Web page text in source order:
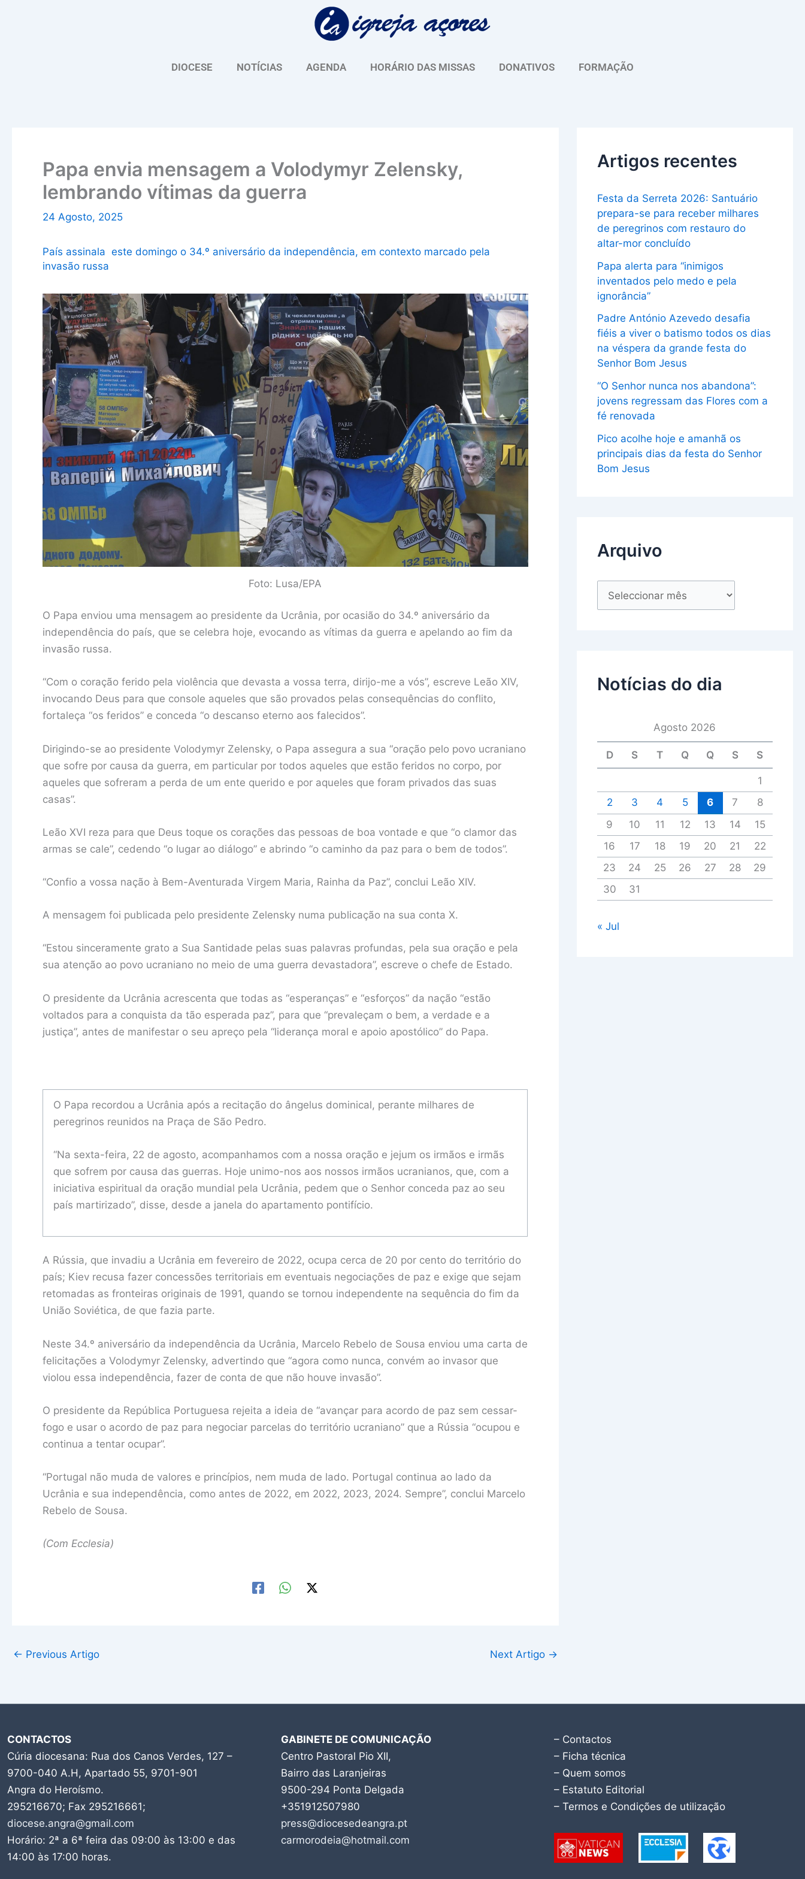
DIOCESE NOTÍCIAS AGENDA HORÁRIO DAS MISSAS DONATIVOS FORMAÇÃO
Papa envia mensagem a Volodymyr Zelensky,
lembrando vítimas da guerra
24 Agosto, 2025
País assinala este domingo o 34.º aniversário da independência, em contexto marcado pela
invasão russa
Foto: Lusa/EPA
O Papa enviou uma mensagem ao presidente da Ucrânia, por ocasião do 34.º aniversário da
independência do país, que se celebra hoje, evocando as vítimas da guerra e apelando ao fim da
invasão russa.
“Com o coração ferido pela violência que devasta a vossa terra, dirijo-me a vós”, escreve Leão XIV,
invocando Deus para que console aqueles que são provados pelas consequências do conflito,
fortaleça “os feridos” e conceda “o descanso eterno aos falecidos”.
Dirigindo-se ao presidente Volodymyr Zelensky, o Papa assegura a sua “oração pelo povo ucraniano
que sofre por causa da guerra, em particular por todos aqueles que estão feridos no corpo, por
aqueles que sofreram a perda de um ente querido e por aqueles que foram privados das suas
casas”.
Leão XVI reza para que Deus toque os corações das pessoas de boa vontade e que “o clamor das
armas se cale”, cedendo “o lugar ao diálogo” e abrindo “o caminho da paz para o bem de todos”.
“Confio a vossa nação à Bem-Aventurada Virgem Maria, Rainha da Paz”, conclui Leão XIV.
A mensagem foi publicada pelo presidente Zelensky numa publicação na sua conta X.
“Estou sinceramente grato a Sua Santidade pelas suas palavras profundas, pela sua oração e pela
sua atenção ao povo ucraniano no meio de uma guerra devastadora”, escreve o chefe de Estado.
O presidente da Ucrânia acrescenta que todas as “esperanças” e “esforços” da nação “estão
voltados para a conquista da tão esperada paz”, para que “prevaleçam o bem, a verdade e a
justiça”, antes de manifestar o seu apreço pela “liderança moral e apoio apostólico” do Papa.
O Papa recordou a Ucrânia após a recitação do ângelus dominical, perante milhares de
peregrinos reunidos na Praça de São Pedro.
“Na sexta-feira, 22 de agosto, acompanhamos com a nossa oração e jejum os irmãos e irmãs
que sofrem por causa das guerras. Hoje unimo-nos aos nossos irmãos ucranianos, que, com a
iniciativa espiritual da oração mundial pela Ucrânia, pedem que o Senhor conceda paz ao seu
país martirizado”, disse, desde a janela do apartamento pontifício.
A Rússia, que invadiu a Ucrânia em fevereiro de 2022, ocupa cerca de 20 por cento do território do
país; Kiev recusa fazer concessões territoriais em eventuais negociações de paz e exige que sejam
retomadas as fronteiras originais de 1991, quando se tornou independente na sequência do fim da
União Soviética, de que fazia parte.
Neste 34.º aniversário da independência da Ucrânia, Marcelo Rebelo de Sousa enviou uma carta de
felicitações a Volodymyr Zelensky, advertindo que “agora como nunca, convém ao invasor que
violou essa independência, fazer de conta de que não houve invasão”.
O presidente da República Portuguesa rejeita a ideia de “avançar para acordo de paz sem cessar-
fogo e usar o acordo de paz para negociar parcelas do território ucraniano” que a Rússia “ocupou e
continua a tentar ocupar”.
“Portugal não muda de valores e princípios, nem muda de lado. Portugal continua ao lado da
Ucrânia e sua independência, como antes de 2022, em 2022, 2023, 2024. Sempre”, conclui Marcelo
Rebelo de Sousa.
(Com Ecclesia)
← Previous Artigo Next Artigo →
Artigos recentes
Festa da Serreta 2026: Santuário
prepara-se para receber milhares
de peregrinos com restauro do
altar-mor concluído
Papa alerta para “inimigos
inventados pelo medo e pela
ignorância”
Padre António Azevedo desafia
fiéis a viver o batismo todos os dias
na véspera da grande festa do
Senhor Bom Jesus
“O Senhor nunca nos abandona”:
jovens regressam das Flores com a
fé renovada
Pico acolhe hoje e amanhã os
principais dias da festa do Senhor
Bom Jesus
Arquivo
u
Notícias do dia
Agosto 2026
D S T Q Q S S
1
2
3 4 5 6 7
8
9
10 11 12 13 14
15
16
17 18 19 20 21
22
23
24 25 26 27 28
29
30
31
« Jul
CONTACTOS
Cúria diocesana: Rua dos Canos Verdes, 127 –
9700-040 A.H, Apartado 55, 9701-901
Angra do Heroísmo.
295216670; Fax 295216661;
diocese.angra@gmail.com
Horário: 2ª a 6ª feira das 09:00 às 13:00 e das
14:00 às 17:00 horas.
GABINETE DE COMUNICAÇÃO
Centro Pastoral Pio XII,
Bairro das Laranjeiras
9500-294 Ponta Delgada
+351912507980
press@diocesedeangra.pt
carmorodeia@hotmail.com
– Contactos
– Ficha técnica
– Quem somos
– Estatuto Editorial
– Termos e Condições de utilização